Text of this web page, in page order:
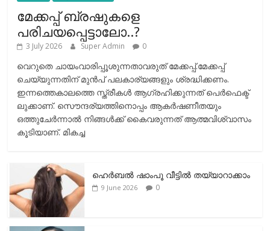
മേക്കപ്പ് ബ്രഷുകളെ
പരിചയപ്പെട്ടാലോ..?
3 July 2026 Super Admin 0
വെറുതെ ചായംവാരിപ്പൂശുന്നതാവരുത് മേക്കപ്പ്.മേക്കപ്പ്
ചെയ്യുന്നതിന് മുന്‍പ് പലകാര്യങ്ങളും ശ്രദ്ധിക്കണം.
ഇന്നത്തെകാലത്തെ സ്ത്രീകള്‍ ആഗ്രഹിക്കുന്നത് പെര്‍ഫെക്ട്
ലുക്കാണ്. സൌന്ദര്യത്തിനൊപ്പം ആകര്‍ഷണീതയും
ഒത്തുചേര്‍ന്നാല്‍ നിങ്ങള്‍ക്ക് കൈവരുന്നത് ആത്മവിശ്വാസം
കൂടിയാണ്. മികച്ച
ഹെര്‍ബല്‍ ഷാംപൂ വീട്ടില്‍ തയ്യാറാക്കാം
9 June 2026 0